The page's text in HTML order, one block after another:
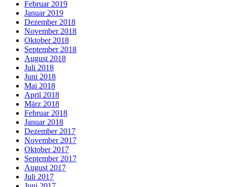
Februar 2019
Januar 2019
Dezember 2018
November 2018
Oktober 2018
September 2018
August 2018
Juli 2018
Juni 2018
Mai 2018
April 2018
März 2018
Februar 2018
Januar 2018
Dezember 2017
November 2017
Oktober 2017
September 2017
August 2017
Juli 2017